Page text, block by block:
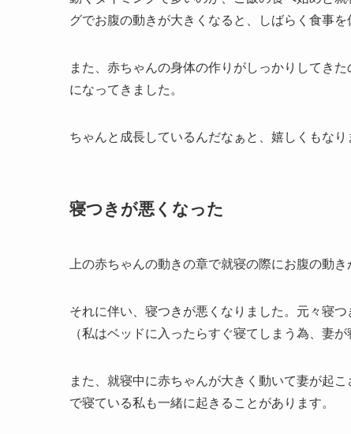
グでお腹の動きが大きくなると、しばらく食事を
また、赤ちゃんの身体の作りがしっかりしてき
になってきました。
ちゃんと成長しているんだなぁと、嬉しくもなり
寝つきが悪くなった
上の赤ちゃんの動きの章で就寝の際にお腹の動
それに伴い、寝つきが悪くなりました。元々寝
（私はベッドに入ったらすぐ寝てしまう為、妻
また、就寝中に赤ちゃんが大きく動いて妻が起
で寝ている私も一緒に起きることがあります。